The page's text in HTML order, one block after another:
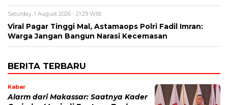
Saturday, 1 August 2026 - 21:29 WIB
Viral Pagar Tinggi Mal, Astamaops Polri Fadil Imran:
Warga Jangan Bangun Narasi Kecemasan
BERITA TERBARU
Kabar
Alarm dari Makassar: Saatnya Kader